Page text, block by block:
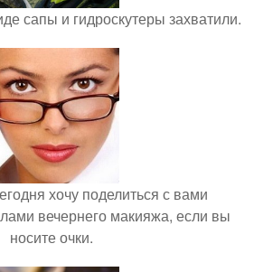
сапы и гидроскутеры захватили.
хочу поделиться с вами
вечернего макияжа, если вы
носите очки.